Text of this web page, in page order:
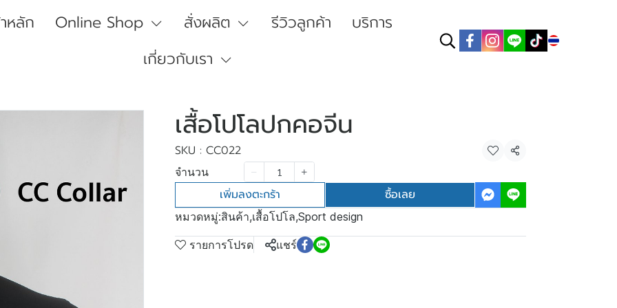
หลัก Online Shop สั่งผลิต รีวิวลูกค้า
บริการ
เกี่ยวกับเรา
เสื้อโปโลปกคอจีน
SKU : CC022 แชร์
จำนวน
เพิ่มลงตะกร้า ซื้อเลย
หมวดหมู่:สินค้า,เสื้อโปโล,Sport design
รายการโปรด แชร์